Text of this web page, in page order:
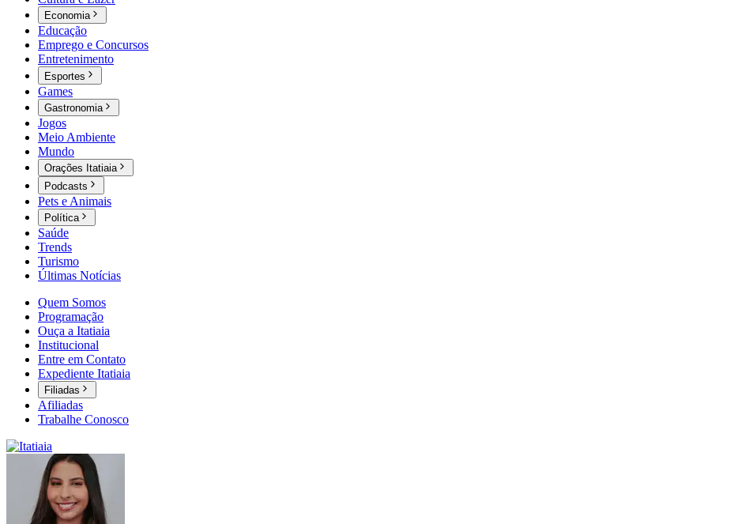
Economia
Educação
Emprego e Concursos
Entretenimento
Esportes
Games
Gastronomia
Jogos
Meio Ambiente
Mundo
Orações Itatiaia
Podcasts
Pets e Animais
Política
Saúde
Trends
Turismo
Últimas Notícias
Quem Somos
Programação
Ouça a Itatiaia
Institucional
Entre em Contato
Expediente Itatiaia
Filiadas
Afiliadas
Trabalhe Conosco